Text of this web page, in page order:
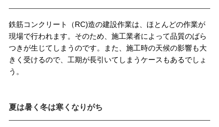
鉄筋コンクリート（RC)造の建設作業は、ほとんどの作業が
現場で行われます。そのため、施工業者によって品質のばら
つきが生じてしまうのです。また、施工時の天候の影響も大
きく受けるので、工期が長引いてしまうケースもあるでしょ
う。
夏は暑く冬は寒くなりがち